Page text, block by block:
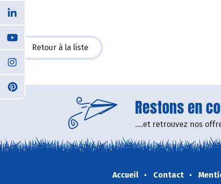
Retour à la liste
Restons en
....et retrouvez nos
Accueil Contact